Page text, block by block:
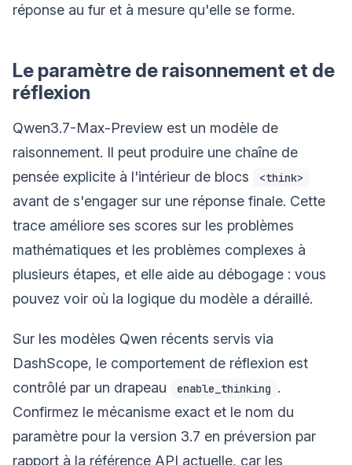
réponse au fur et à mesure qu'elle se forme.
Le paramètre de raisonnement et de
réflexion
Qwen3.7-Max-Preview est un modèle de
raisonnement. Il peut produire une chaîne de
pensée explicite à l'intérieur de blocs
<think>
avant de s'engager sur une réponse finale. Cette
trace améliore ses scores sur les problèmes
mathématiques et les problèmes complexes à
plusieurs étapes, et elle aide au débogage : vous
pouvez voir où la logique du modèle a déraillé.
Sur les modèles Qwen récents servis via
DashScope, le comportement de réflexion est
contrôlé par un drapeau
enable_thinking .
Confirmez le mécanisme exact et le nom du
paramètre pour la version 3.7 en préversion par
rapport à la référence API actuelle, car les